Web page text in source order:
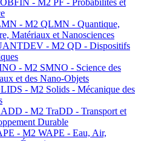
- M2 PF - Probabilités et
- M2 QLMN - Quantique,
Matériaux et Nanosciences
- M2 QD - Dispositifs
- M2 SMNO - Science des
et des Nano-Objets
- M2 Solids - Mécanique des
- M2 TraDD - Transport et
Durable
- M2 WAPE - Eau, Air,